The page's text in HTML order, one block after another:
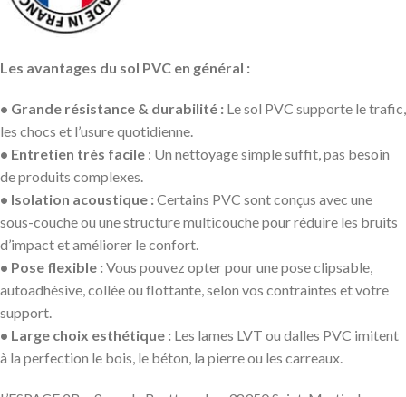
Les avantages du sol PVC en général :
• Grande résistance & durabilité : Le sol PVC supporte le trafic,
les chocs et l’usure quotidienne.
• Entretien très facile : Un nettoyage simple suffit, pas besoin
de produits complexes.
• Isolation acoustique :Certains PVC sont conçus avec une
sous-couche ou une structure multicouche pour réduire les bruits
d’impact et améliorer le confort.
• Pose flexible :Vous pouvez opter pour une pose clipsable,
autoadhésive, collée ou flottante, selon vos contraintes et votre
support.
• Large choix esthétique : Les lames LVT ou dalles PVC imitent
à la perfection le bois, le béton, la pierre ou les carreaux.